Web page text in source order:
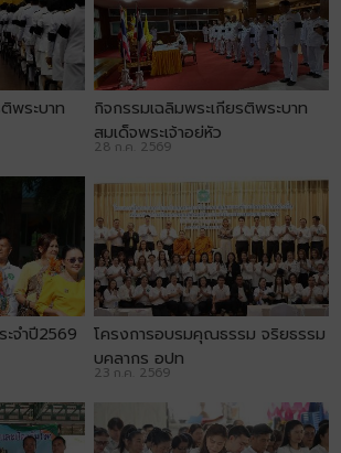
พระบาท
กิจกรรมเฉลิมพระเกียรติพระบาท
สมเด็จพระเจ้าอยู่หัว
28 ก.ค. 2569
จำปี2569
โครงการอบรมคุณธรรม จริยธรรม
บุคลากร อปท
23 ก.ค. 2569